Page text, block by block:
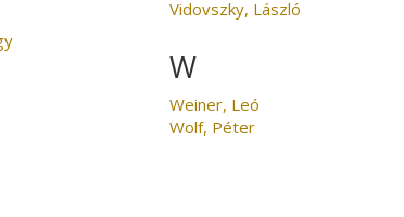
Vidovszky, László
W
Weiner, Leó
Wolf, Péter